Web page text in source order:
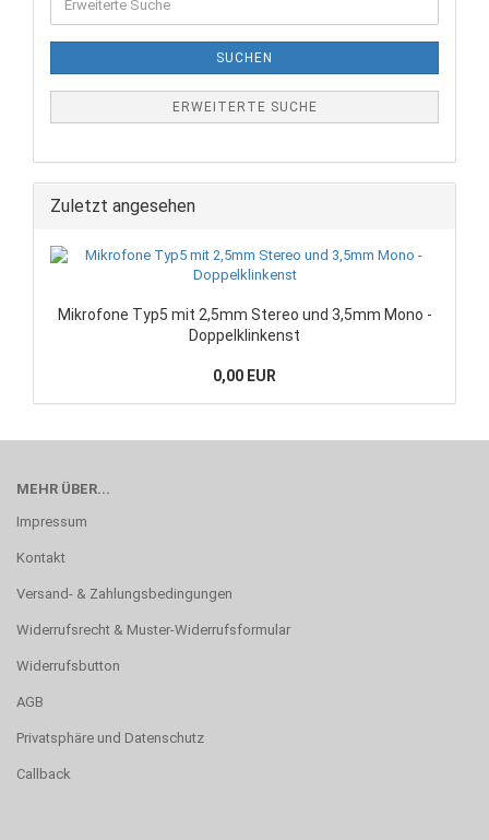
SUCHEN
ERWEITERTE SUCHE
Zuletzt angesehen
Mikrofone Typ5 mit 2,5mm Stereo und 3,5mm Mono -
Doppelklinkenst
0,00 EUR
MEHR ÜBER...
Impressum
Kontakt
Versand- & Zahlungsbedingungen
Widerrufsrecht & Muster-Widerrufsformular
Widerrufsbutton
AGB
Privatsphäre und Datenschutz
Callback